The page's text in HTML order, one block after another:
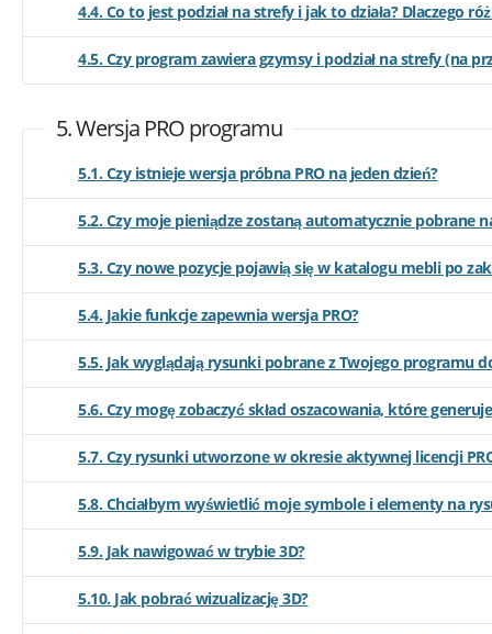
4.4. Co to jest podział na strefy i jak to działa? Dlaczego
4.5. Czy program zawiera gzymsy i podział na strefy (na
5. Wersja PRO programu
5.1. Czy istnieje wersja próbna PRO na jeden dzień?
5.2. Czy moje pieniądze zostaną automatycznie pobrane
5.3. Czy nowe pozycje pojawią się w katalogu mebli po
5.4. Jakie funkcje zapewnia wersja PRO?
5.5. Jak wyglądają rysunki pobrane z Twojego programu
5.6. Czy mogę zobaczyć skład oszacowania, które
5.7. Czy rysunki utworzone w okresie aktywnej licencji
5.8. Chciałbym wyświetlić moje symbole i elementy na
5.9. Jak nawigować w trybie 3D?
5.10. Jak pobrać wizualizację 3D?